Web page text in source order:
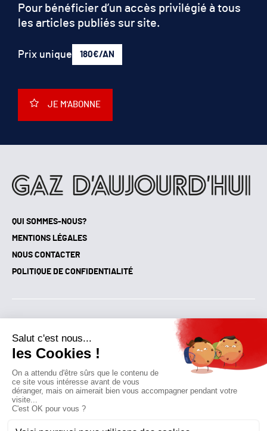
QUI SOMMES-NOUS?
MENTIONS LÉGALES
NOUS CONTACTER
POLITIQUE DE CONFIDENTIALITÉ
Pour bénéficier d’un accès privilégié à tous
les articles publiés sur site.
Prix unique 180€/AN
JE M'ABONNE